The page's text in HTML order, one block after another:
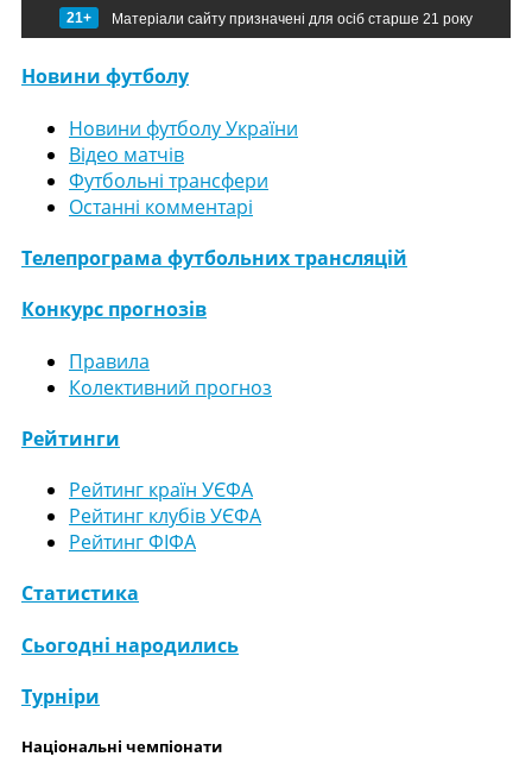
21+ Матеріали сайту призначені для осіб старше 21 року
Новини футболу
Новини футболу України
Відео матчів
Футбольні трансфери
Останні комментарі
Телепрограма футбольних трансляцій
Конкурс прогнозів
Правила
Колективний прогноз
Рейтинги
Рейтинг країн УЄФА
Рейтинг клубів УЄФА
Рейтинг ФІФА
Статистика
Сьогодні народились
Турніри
Національні чемпіонати